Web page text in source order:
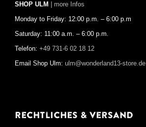
SHOP ULM | more Infos
Monday to Friday: 12:00 p.m. – 6:00 p.m
Saturday: 11:00 a.m. – 6:00 p.m.
Telefon: +49 731-6 02 18 12
Email Shop Ulm: ulm@wonderland13-store.de
Rechtliches & Versand